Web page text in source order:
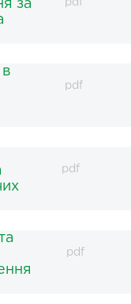
за
pdf
в
pdf
pdf
pdf